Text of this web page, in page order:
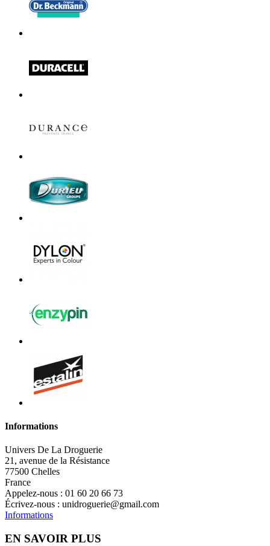
Informations
Univers De La Droguerie
21, avenue de la Résistance
77500 Chelles
France
Appelez-nous : 01 60 20 66 73
Écrivez-nous : unidroguerie@gmail.com
Informations
EN SAVOIR PLUS